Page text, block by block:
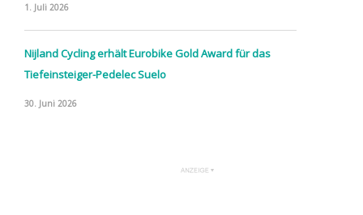
1. Juli 2026
Nijland Cycling erhält Eurobike Gold Award für das
Tiefeinsteiger-Pedelec Suelo
30. Juni 2026